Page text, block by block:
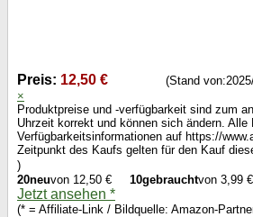
Preis: 12,50 € (Stand
×
Produktpreise und -verfügbarkeit sind zum
Uhrzeit korrekt und können sich ändern. Alle
Verfügbarkeitsinformationen auf https://
Zeitpunkt des Kaufs gelten für den Kauf
)
20neuvon 12,50 € 10gebrauchtvon 3,99 €
Jetzt ansehen *
(* = Affiliate-Link / Bildquelle: Amazon-